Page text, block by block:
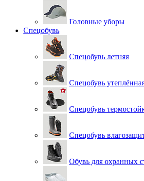
Головные уборы
Спецобувь
Спецобувь летняя
Спецобувь
Спецобувь
Спецобувь
Обувь для охранных